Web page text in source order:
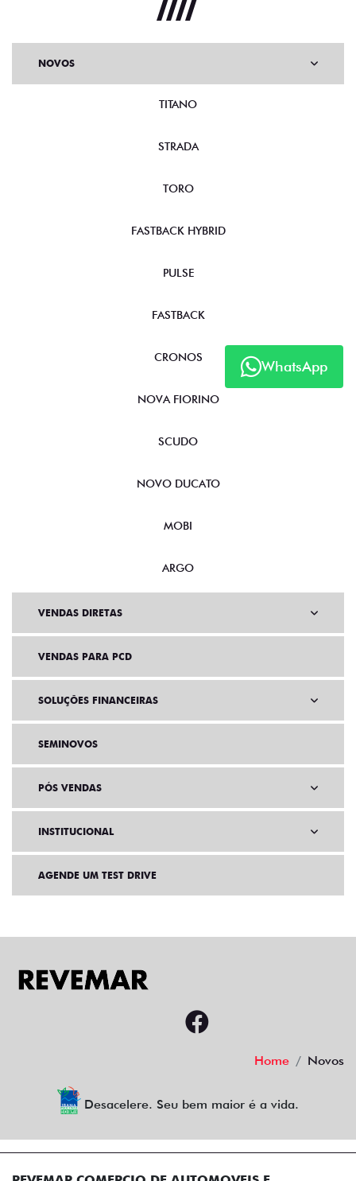
WhatsApp
NOVOS
TITANO
STRADA
TORO
FASTBACK HYBRID
PULSE
FASTBACK
CRONOS
NOVA FIORINO
SCUDO
NOVO DUCATO
MOBI
ARGO
VENDAS DIRETAS
VENDAS PARA PCD
SOLUÇÕES FINANCEIRAS
SEMINOVOS
PÓS VENDAS
INSTITUCIONAL
AGENDE UM TEST DRIVE
Home Novos
Desacelere. Seu bem maior é a vida.